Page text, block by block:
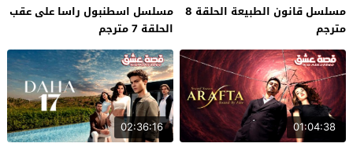
مسلسل قانون الطبيعة الحلقة 8
مترجم
مسلسل اسطنبول راسا على عقب
الحلقة 7 مترجم
01:04:38
02:36:16